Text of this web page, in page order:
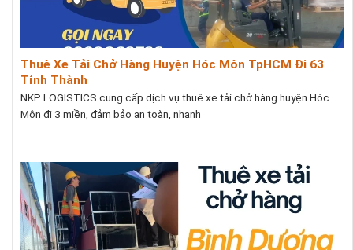
Thuê Xe Tải Chở Hàng Huyện Hóc Môn TpHCM Đi 63
Tỉnh Thành
NKP LOGISTICS cung cấp dịch vụ thuê xe tải chở hàng huyện Hóc
Môn đi 3 miền, đảm bảo an toàn, nhanh